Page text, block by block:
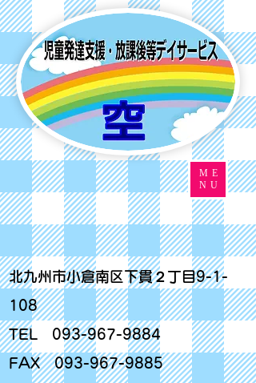
北九州市小倉南区下貫２丁目9-1-
108
TEL
093-967-9884
FAX093-967-9885
ME
NU